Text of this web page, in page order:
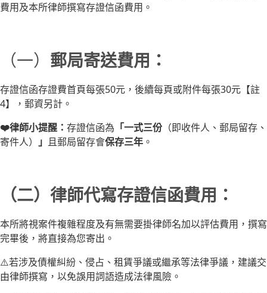
費用及本所律師撰寫存證信函費用。
（一） 郵局寄送費用：
存證信函存證費首頁每張50元，後續每頁或附件每張30元【註
4】，郵資另計。
❤️律師小提醒： 存證信函為 「一式三份 （即收件人、郵局留存、
寄件人）
」 且郵局留存會保存三年 。
（二）律師代寫存證信函費用：
本所將視案件複雜程度及有無需要掛律師名加以評估費用，撰寫
完畢後，將直接為您寄出。
⚠️若涉及債權糾紛、侵占、租賃爭議或繼承等法律爭議，建議交
由律師撰寫，以免誤用詞語造成法律風險。